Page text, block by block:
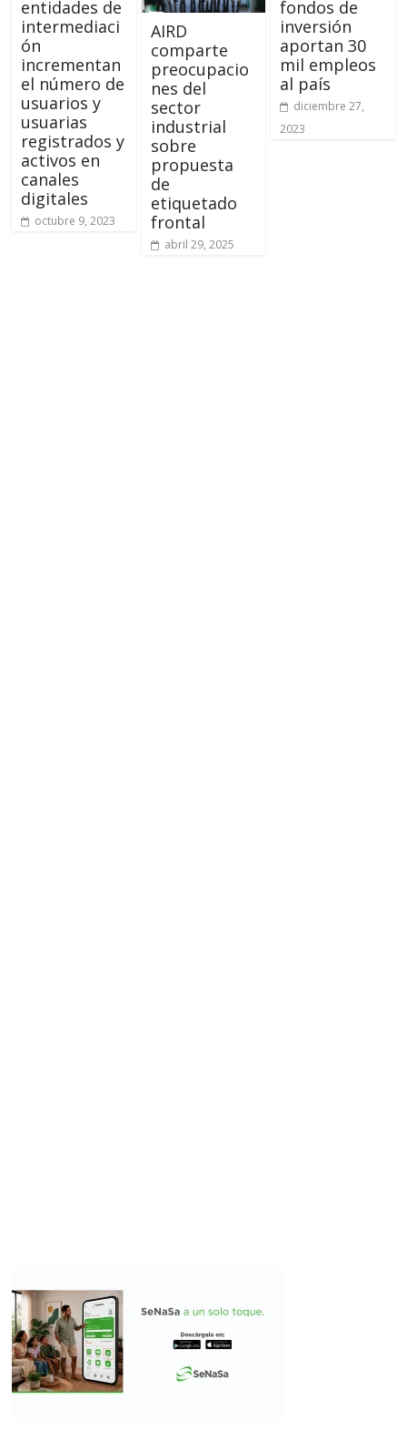
entidades de
intermediaci
ón
incrementan
el número de
usuarios y
usuarias
registrados y
activos en
canales
digitales
octubre 9, 2023
AIRD
comparte
preocupacio
nes del
sector
industrial
sobre
propuesta
de
etiquetado
frontal
abril 29, 2025
fondos de
inversión
aportan 30
mil empleos
al país
diciembre 27,
2023